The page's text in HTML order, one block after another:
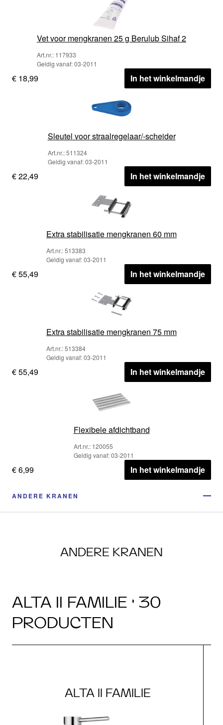
Vet voor mengkranen 25 g Berulub Sihaf 2
Art.nr.: 117933
Geldig vanaf: 03-2011
€ 18,99 In het winkelmandje
Sleutel voor straalregelaar/-scheider
Art.nr.: 511324
Geldig vanaf: 03-2011
€ 22,49 In het winkelmandje
Extra stabilisatie mengkranen 60 mm
Art.nr.: 513383
Geldig vanaf: 03-2011
€ 55,49 In het winkelmandje
Extra stabilisatie mengkranen 75 mm
Art.nr.: 513384
Geldig vanaf: 03-2011
€ 55,49 In het winkelmandje
Flexibele afdichtband
Art.nr.: 120055
Geldig vanaf: 03-2011
€ 6,99 In het winkelmandje
ANDERE KRANEN
ANDERE KRANEN
ALTA II FAMILIE · 30
PRODUCTEN
ALTA II FAMILIE